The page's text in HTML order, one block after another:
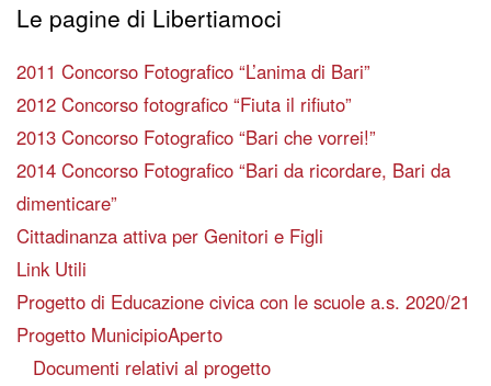
Le pagine di Libertiamoci
2011 Concorso Fotografico “L’anima di Bari”
2012 Concorso fotografico “Fiuta il rifiuto”
2013 Concorso Fotografico “Bari che vorrei!”
2014 Concorso Fotografico “Bari da ricordare, Bari da
dimenticare”
Cittadinanza attiva per Genitori e Figli
Link Utili
Progetto di Educazione civica con le scuole a.s. 2020/21
Progetto MunicipioAperto
Documenti relativi al progetto